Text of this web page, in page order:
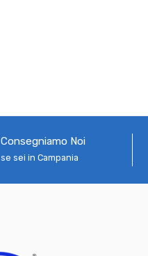
Consegniamo Noi
se sei in Campania